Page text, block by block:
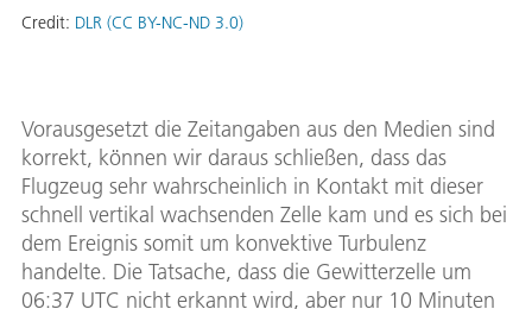
Credit: DLR (CC BY-NC-ND 3.0)
Vorausgesetzt die Zeitangaben aus den Medien sind
korrekt, können wir daraus schließen, dass das
Flugzeug sehr wahrscheinlich in Kontakt mit dieser
schnell vertikal wachsenden Zelle kam und es sich bei
dem Ereignis somit um konvektive Turbulenz
handelte. Die Tatsache, dass die Gewitterzelle um
06:37 UTC nicht erkannt wird, aber nur 10 Minuten